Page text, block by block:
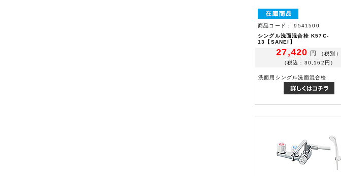
商品コード： 9541500
シングル洗面混合栓 K57C-
13【SANEI】
27,420 円
（税別）
（税込：30,162円）
洗面用シングル洗面混合栓